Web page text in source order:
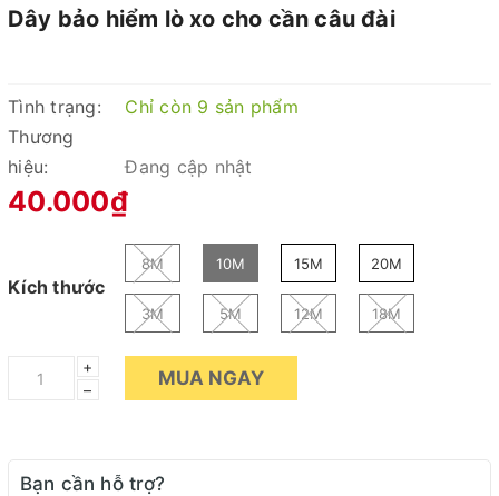
Dây bảo hiểm lò xo cho cần câu đài
Tình trạng:
Chỉ còn 9 sản phẩm
Thương
hiệu:
Đang cập nhật
40.000₫
Kích thước
8M 10M 15M 20M
3M 5M 12M 18M
+
–
MUA NGAY
Bạn cần hỗ trợ?